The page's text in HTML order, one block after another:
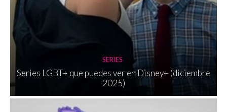
SERIES
Series LGBT+ que puedes ver en Disney+ (diciembre
2025)